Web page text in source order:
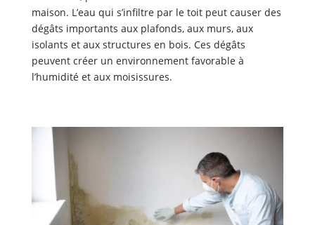
maison. L’eau qui s’infiltre par le toit peut causer des
dégâts importants aux plafonds, aux murs, aux
isolants et aux structures en bois. Ces dégâts
peuvent créer un environnement favorable à
l’humidité et aux moisissures.